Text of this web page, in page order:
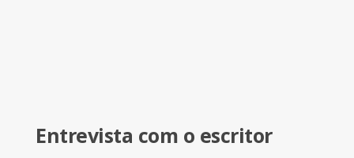
Entrevista com o escritor